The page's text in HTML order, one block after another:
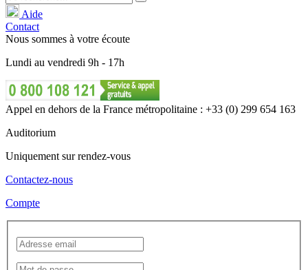
Aide
Contact
Nous sommes à votre écoute
Lundi au vendredi 9h - 17h
Appel en dehors de la France métropolitaine : +33 (0) 299 654 163
Auditorium
Uniquement sur rendez-vous
Contactez-nous
Compte